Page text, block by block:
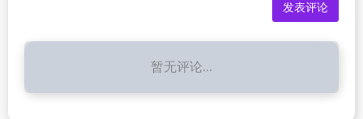
暂无评论...